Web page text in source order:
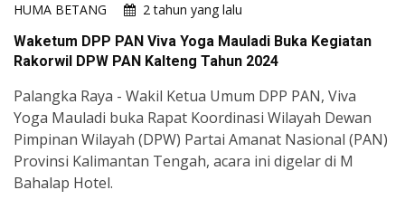
HUMA BETANG
2 tahun yang lalu
Waketum DPP PAN Viva Yoga Mauladi Buka Kegiatan
Rakorwil DPW PAN Kalteng Tahun 2024
Palangka Raya - Wakil Ketua Umum DPP PAN, Viva
Yoga Mauladi buka Rapat Koordinasi Wilayah Dewan
Pimpinan Wilayah (DPW) Partai Amanat Nasional (PAN)
Provinsi Kalimantan Tengah, acara ini digelar di M
Bahalap Hotel.